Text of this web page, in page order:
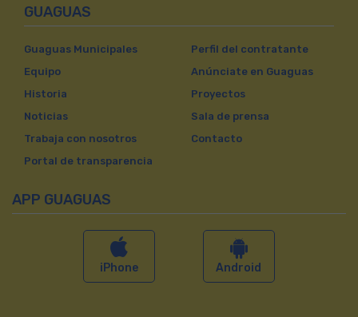
GUAGUAS
Guaguas Municipales
Equipo
Historia
Noticias
Trabaja con nosotros
Portal de transparencia
Perfil del contratante
Anúnciate en Guaguas
Proyectos
Sala de prensa
Contacto
APP GUAGUAS
iPhone Android